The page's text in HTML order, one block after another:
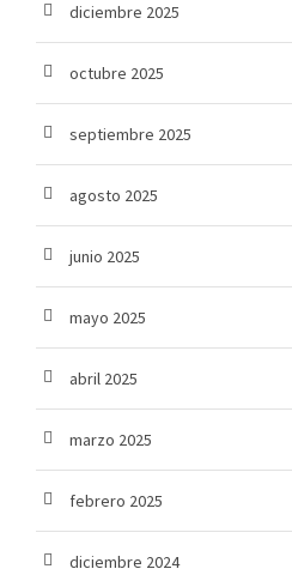
diciembre 2025
octubre 2025
septiembre 2025
agosto 2025
junio 2025
mayo 2025
abril 2025
marzo 2025
febrero 2025
diciembre 2024